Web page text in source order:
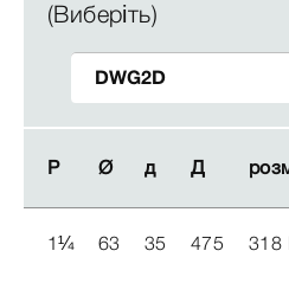
(Виберіть)
Р Ø д Д
Р Ø д Д
1¼ 63 35 475 318